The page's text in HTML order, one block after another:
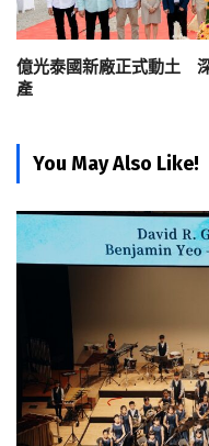
億光泰國新廠正式動土
產
You May Also Like!